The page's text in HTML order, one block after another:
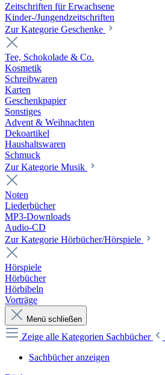
Zeitschriften für Erwachsene
Kinder-/Jungendzeitschriften
Zur Kategorie Geschenke
Tee, Schokolade & Co.
Kosmetik
Schreibwaren
Karten
Geschenkpapier
Sonstiges
Advent & Weihnachten
Dekoartikel
Haushaltswaren
Schmuck
Zur Kategorie Musik
Noten
Liederbücher
MP3-Downloads
Audio-CD
Zur Kategorie Hörbücher/Hörspiele
Hörspiele
Hörbücher
Hörbibeln
Vorträge
Menü schließen
Zeige alle Kategorien Sachbücher
Sachbücher anzeigen